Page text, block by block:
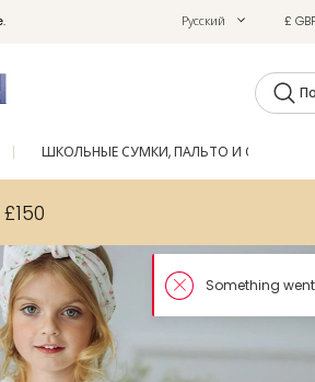
Русский £
ШКОЛЬНЫЕ СУМКИ, ПАЛЬТО И ОБУВЬ